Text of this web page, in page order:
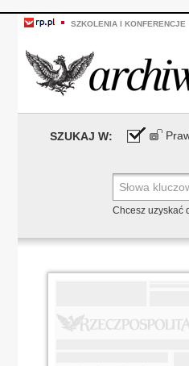
SZKOLENIA I KONFERENCJE
SZUKAJ W:
Chcesz uzyskać